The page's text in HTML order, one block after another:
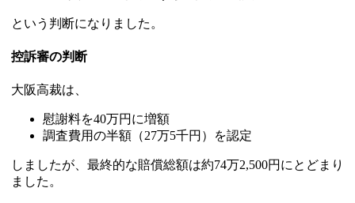
という判断になりました。
控訴審の判断
大阪高裁は、
慰謝料を40万円に増額
調査費用の半額（27万5千円）を認定
しましたが、最終的な賠償総額は約74万2,500円にとどまり
ました。